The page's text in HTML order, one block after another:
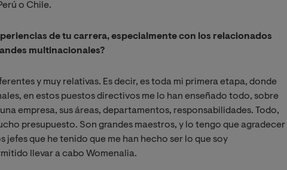
o Chile.
de tu carrera, especialmente con los relacionados
multinacionales?
y muy relativas. Es decir, es toda mi primera etapa, donde
en estos puestos directivos me lo han enseñado todo, sobre
empresa, sus áreas, departamentos, responsabilidades. Todo,
presupuesto. Son grandes maestros, y lo tengo que agradecer
jefes que he tenido que me han hecho ser lo que soy
llevar a cabo Womenalia.